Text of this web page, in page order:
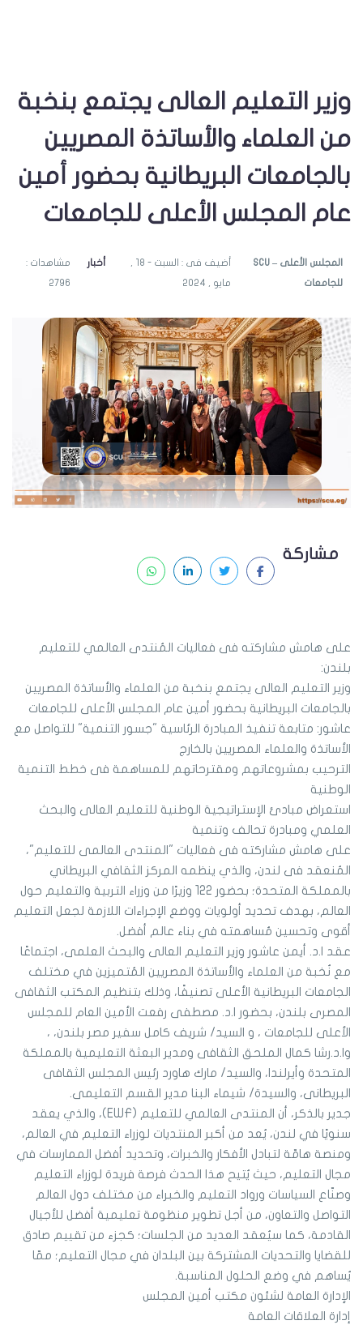
وزير التعليم العالى يجتمع بنخبة
من العلماء والأساتذة المصريين
بالجامعات البريطانية بحضور أمين
عام المجلس الأعلى للجامعات
SCU – المجلس الأعلى
للجامعات مايو , 2024
أخبار مشاهدات :
2796
مشاركة
على هامش مشاركته فى فعاليات المُنتدى العالمي للتعليم
بلندن:
وزير التعليم العالى يجتمع بنخبة من العلماء والأساتذة المصريين
بالجامعات البريطانية بحضور أمين عام المجلس الأعلى للجامعات
عاشور: متابعة تنفيذ المبادرة الرئاسية "جسور التنمية" للتواصل مع
الأساتذة والعلماء المصريين بالخارج
الترحيب بمشروعاتهم ومقترحاتهم للمساهمة فى خطط التنمية
الوطنية
استعراض مبادئ الإستراتيجية الوطنية للتعليم العالى والبحث
العلمي ومبادرة تحالف وتنمية
على هامش مشاركته فى فعاليات "المنتدى العالمى للتعليم"،
المُنعقد فى لندن، والذي ينظمه المركز الثقافي البريطاني
بالمملكة المتحدة؛ بحضور 122 وزيرًا من وزراء التربية والتعليم حول
العالم، بهدف تحديد أولويات ووضع الإجراءات اللازمة لجعل التعليم
أقوى وتحسين مُساهمته في بناء عالم أفضل.
عقد ا.د. أيمن عاشور وزير التعليم العالى والبحث العلمى، اجتماعًا
مع نُخبة من العلماء والأساتذة المصريين المُتميزين في مختلف
الجامعات البريطانية الأعلى تصنيفًا، وذلك بتنظيم المكتب الثقافى
المصرى بلندن، بحضور ا.د. مصطفى رفعت الأمين العام للمجلس
الأعلى للجامعات ، و السيد/ شريف كامل سفير مصر بلندن، ،
وا.د.رشا كمال الملحق الثقافى ومدير البعثة التعليمية بالمملكة
المتحدة وأيرلندا، والسيد/ مارك هاورد رئيس المجلس الثقافى
البريطانى، والسيدة/ شيماء البنا مدير القسم التعليمى.
جدير بالذكر، أن المنتدى العالمي للتعليم (EWF)، والذي يعقد
سنويًا في لندن، يُعد من أكبر المنتديات لوزراء التعليم في العالم،
ومنصة هامّة لتبادل الأفكار والخبرات، وتحديد أفضل الممارسات في
مجال التعليم، حيث يُتيح هذا الحدث فرصة فريدة لوزراء التعليم
وصنّاع السياسات ورواد التعليم والخبراء من مختلف دول العالم
التواصل والتعاون، من أجل تطوير منظومة تعليمية أفضل للأجيال
القادمة، كما سيُعقد العديد من الجلسات؛ كجزء من تقييم صادق
للقضايا والتحديات المشتركة بين البلدان في مجال التعليم؛ ممّا
يُساهم في وضع الحلول المناسبة.
الإدارة العامة لشئون مكتب أمين المجلس
إدارة العلاقات العامة